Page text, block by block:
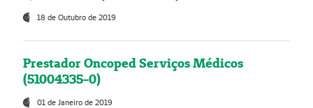
18 de Outubro de 2019
Prestador Oncoped Serviços Médicos
(51004335-0)
01 de Janeiro de 2019